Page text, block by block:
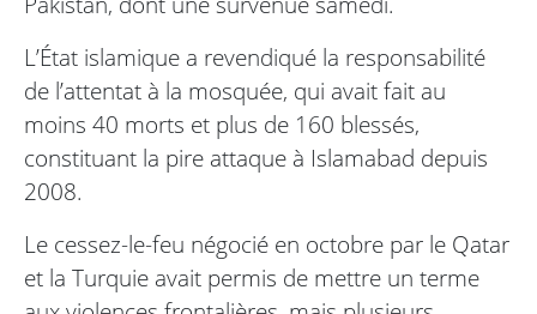
L’État islamique a revendiqué la responsabilité
de l’attentat à la mosquée, qui avait fait au
moins 40 morts et plus de 160 blessés,
constituant la pire attaque à Islamabad depuis
2008.
Le cessez-le-feu négocié en octobre par le Qatar
et la Turquie avait permis de mettre un terme